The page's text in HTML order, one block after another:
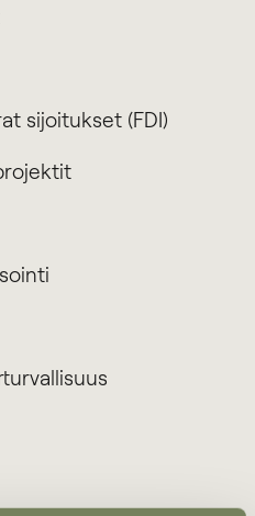
sijoitukset (FDI)